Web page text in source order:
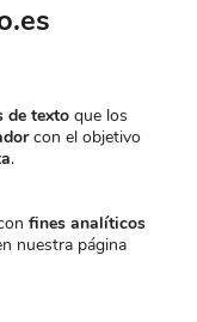
ideas o logros por
tu desempeño
de texto que los
con el objetivo
.
fines analíticos
nuestra página